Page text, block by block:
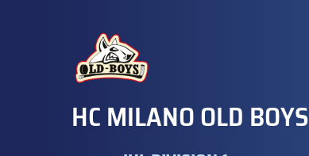
HC MILANO OLD BOYS